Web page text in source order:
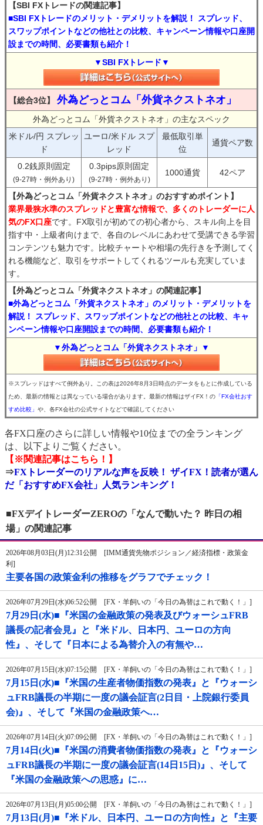
【SBI FXトレードの関連記事】
■SBI FXトレードのメリット・デメリットを解説！ スプレッド、
スワップポイントなどの他社との比較、キャンペーン情報や口座開
設までの時間、必要書類も紹介！
▼SBI FXトレード▼
【総合3位】 外為どっとコム「外貨ネクストネオ」
外為どっとコム「外貨ネクストネオ」の主なスペック
米ドル/円 スプレッ
ド
ユーロ/米ドル スプ
レッド
最低取引単
位
通貨ペア数
0.2銭原則固定
(9-27時・例外あり)
0.3pips原則固定
(9-27時・例外あり)
1000通貨 42ペア
【外為どっとコム「外貨ネクストネオ」のおすすめポイント】
業界最狭水準のスプレッドと豊富な情報で、多くのトレーダーに人
気のFX口座です。FX取引が初めての初心者から、スキル向上を目
指す中・上級者向けまで、各自のレベルにあわせて受講できる学習
コンテンツも魅力です。比較チャートや相場の先行きを予測してく
れる機能など、取引をサポートしてくれるツールも充実していま
す。
【外為どっとコム「外貨ネクストネオ」の関連記事】
■外為どっとコム「外貨ネクストネオ」のメリット・デメリットを
解説！ スプレッド、スワップポイントなどの他社との比較、キャ
ンペーン情報や口座開設までの時間、必要書類も紹介！
▼外為どっとコム「外貨ネクストネオ」▼
※スプレッドはすべて例外あり。この表は2026年8月3日時点のデータをもとに作成している
ため、最新の情報とは異なっている場合があります。最新の情報はザイFX！の 「FX会社おす
すめ比較」 や、各FX会社の公式サイトなどで確認してください
各FX口座のさらに詳しい情報や10位までの全ランキング
は、以下よりご覧ください。
【※関連記事はこちら！】
⇒FXトレーダーのリアルな声を反映！ ザイFX！読者が選ん
だ「おすすめFX会社」人気ランキング！
■FXデイトレーダーZEROの「なんで動いた？ 昨日の相
場」の関連記事
2026年08月03日(月)12:31公開 [IMM通貨先物ポジション／経済指標・政策金
利]
主要各国の政策金利の推移をグラフでチェック！
2026年07月29日(水)06:52公開 [FX・羊飼いの「今日の為替はこれで動く！」]
7月29日(水)■『米国の金融政策の発表及びウォーシュFRB
議長の記者会見』と『米ドル、日本円、ユーロの方向
性』、そして『日本による為替介入の有無や…
2026年07月15日(水)07:15公開 [FX・羊飼いの「今日の為替はこれで動く！」]
7月15日(水)■『米国の生産者物価指数の発表』と『ウォーシ
ュFRB議長の半期に一度の議会証言(2日目・上院銀行委員
会)』、そして『米国の金融政策へ…
2026年07月14日(火)07:09公開 [FX・羊飼いの「今日の為替はこれで動く！」]
7月14日(火)■『米国の消費者物価指数の発表』と『ウォーシ
ュFRB議長の半期に一度の議会証言(14日15日)』、そして
『米国の金融政策への思惑』に…
2026年07月13日(月)05:00公開 [FX・羊飼いの「今日の為替はこれで動く！」]
7月13日(月)■『米ドル、日本円、ユーロの方向性』と『主要